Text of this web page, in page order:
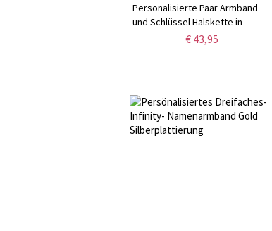
Personalisierte Paar Armband
und Schlüssel Halskette in
€ 43,95